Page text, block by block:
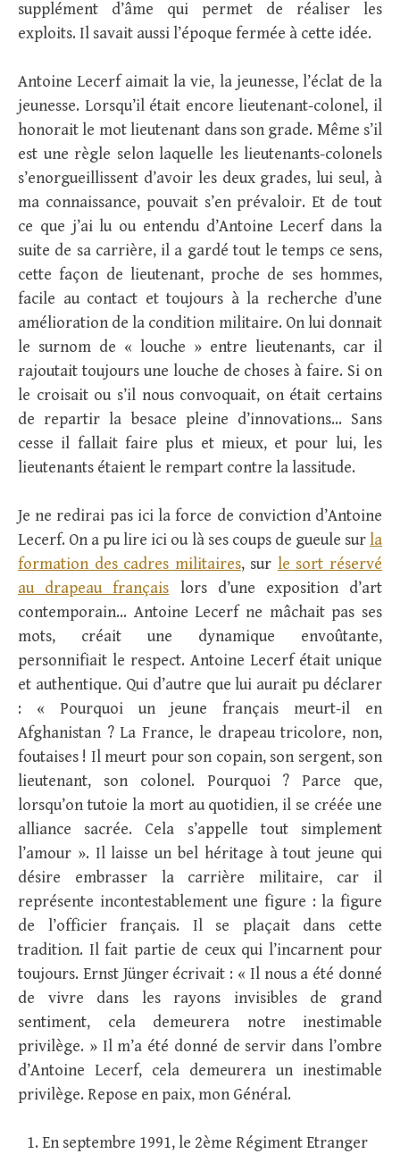
supplément d’âme qui permet de réaliser les
exploits. Il savait aussi l’époque fermée à cette idée.
Antoine Lecerf aimait la vie, la jeunesse, l’éclat de la
jeunesse. Lorsqu’il était encore lieutenant-colonel, il
honorait le mot lieutenant dans son grade. Même s’il
est une règle selon laquelle les lieutenants-colonels
s’enorgueillissent d’avoir les deux grades, lui seul, à
ma connaissance, pouvait s’en prévaloir. Et de tout
ce que j’ai lu ou entendu d’Antoine Lecerf dans la
suite de sa carrière, il a gardé tout le temps ce sens,
cette façon de lieutenant, proche de ses hommes,
facile au contact et toujours à la recherche d’une
amélioration de la condition militaire. On lui donnait
le surnom de « louche » entre lieutenants, car il
rajoutait toujours une louche de choses à faire. Si on
le croisait ou s’il nous convoquait, on était certains
de repartir la besace pleine d’innovations… Sans
cesse il fallait faire plus et mieux, et pour lui, les
lieutenants étaient le rempart contre la lassitude.
Je ne redirai pas ici la force de conviction d’Antoine
Lecerf. On a pu lire ici ou là ses coups de gueule surla
formation des cadres militaires, sur le sort réservé
au drapeau français lors d’une exposition d’art
contemporain… Antoine Lecerf ne mâchait pas ses
mots, créait une dynamique envoûtante,
personnifiait le respect. Antoine Lecerf était unique
et authentique. Qui d’autre que lui aurait pu déclarer
: « Pourquoi un jeune français meurt-il en
Afghanistan ? La France, le drapeau tricolore, non,
foutaises ! Il meurt pour son copain, son sergent, son
lieutenant, son colonel. Pourquoi ? Parce que,
lorsqu’on tutoie la mort au quotidien, il se créée une
alliance sacrée. Cela s’appelle tout simplement
l’amour ». Il laisse un bel héritage à tout jeune qui
désire embrasser la carrière militaire, car il
représente incontestablement une figure : la figure
de l’officier français. Il se plaçait dans cette
tradition. Il fait partie de ceux qui l’incarnent pour
toujours. Ernst Jünger écrivait : « Il nous a été donné
de vivre dans les rayons invisibles de grand
sentiment, cela demeurera notre inestimable
privilège. » Il m’a été donné de servir dans l’ombre
d’Antoine Lecerf, cela demeurera un inestimable
privilège. Repose en paix, mon Général.
En septembre 1991, le 2ème Régiment Etranger